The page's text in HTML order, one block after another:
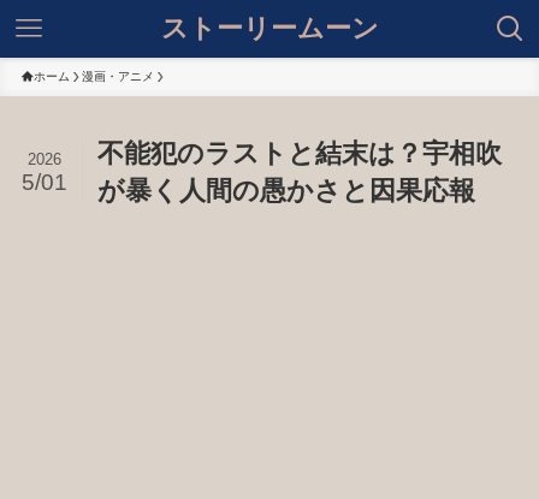
ストーリームーン
ホーム 漫画・アニメ
不能犯のラストと結末は？宇相吹
が暴く人間の愚かさと因果応報
2026
5/01